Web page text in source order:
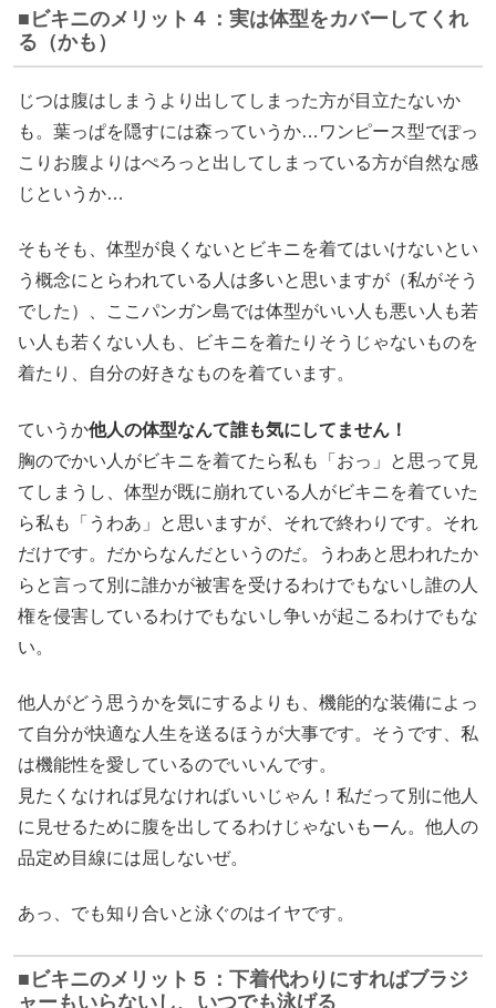
ビキニのメリット４：実は体型をカバーしてくれ
る（かも）
じつは腹はしまうより出してしまった方が目立たないか
も。葉っぱを隠すには森っていうか…ワンピース型でぽっ
こりお腹よりはぺろっと出してしまっている方が自然な感
じというか…
そもそも、体型が良くないとビキニを着てはいけないとい
う概念にとらわれている人は多いと思いますが（私がそう
でした）、ここパンガン島では体型がいい人も悪い人も若
い人も若くない人も、ビキニを着たりそうじゃないものを
着たり、自分の好きなものを着ています。
ていうか他人の体型なんて誰も気にしてません！
胸のでかい人がビキニを着てたら私も「おっ」と思って見
てしまうし、体型が既に崩れている人がビキニを着ていた
ら私も「うわあ」と思いますが、それで終わりです。それ
だけです。だからなんだというのだ。うわあと思われたか
らと言って別に誰かが被害を受けるわけでもないし誰の人
権を侵害しているわけでもないし争いが起こるわけでもな
い。
他人がどう思うかを気にするよりも、機能的な装備によっ
て自分が快適な人生を送るほうが大事です。そうです、私
は機能性を愛しているのでいいんです。
見たくなければ見なければいいじゃん！私だって別に他人
に見せるために腹を出してるわけじゃないもーん。他人の
品定め目線には屈しないぜ。
あっ、でも知り合いと泳ぐのはイヤです。
ビキニのメリット５：下着代わりにすればブラジ
ャーもいらないし、いつでも泳げる